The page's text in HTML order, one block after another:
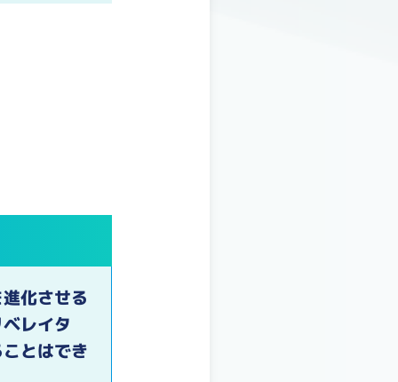
化させる
レイタ
とはでき